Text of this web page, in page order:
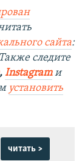
сайта:
Также следите
, Instagramи
установить
читать >